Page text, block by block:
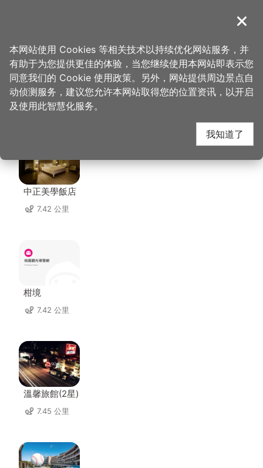
導覽
首页 > 想去的地方 > 大溪普济堂
大溪普济堂 周边住宿
中正美學飯店
7.42 公里
柑境
7.42 公里
溫馨旅館(2星)
7.45 公里
关闭
本网站使用 Cookies 等相关技术以持续优化网站服务，并
有助于为您提供更佳的体验，当您继续使用本网站即表示您
同意我们的 Cookie 使用政策。另外，网站提供周边景点自
动侦测服务，建议您允许本网站取得您的位置资讯，以开启
及使用此智慧化服务。
我知道了